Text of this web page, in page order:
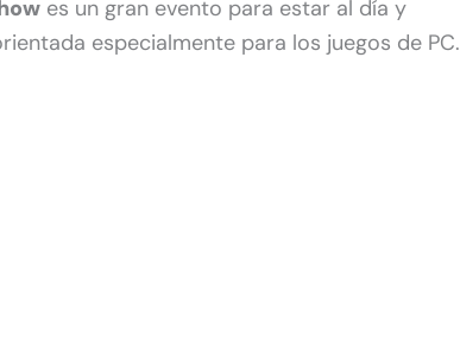
es un gran evento para estar al día y
especialmente para los juegos de PC.